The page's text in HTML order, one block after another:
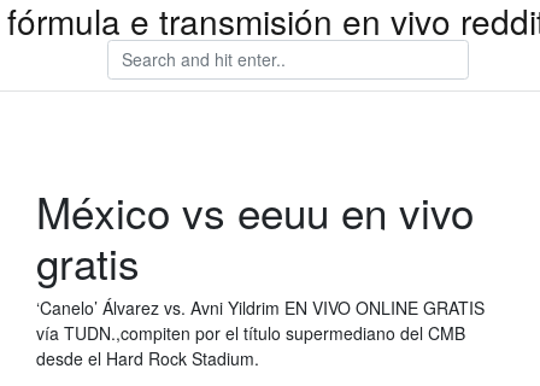
fórmula e transmisión en vivo
México vs eeuu en vivo
gratis
‘Canelo’ Álvarez vs. Avni Yildrim EN VIVO ONLINE GRATIS
vía TUDN.,compiten por el título supermediano del CMB
desde el Hard Rock Stadium.